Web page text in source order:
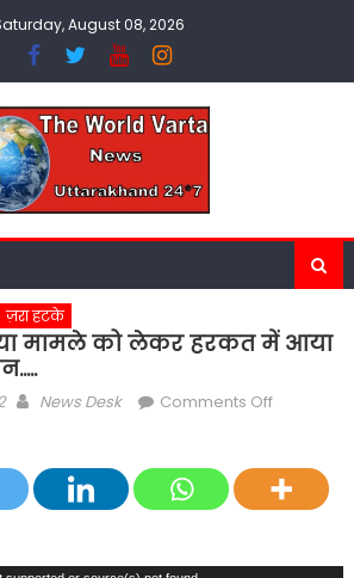
August 08, 2026
ज़रा हटके
मामले को लेकर हरकत में आया
Author
News Desk Comments Offon
हत्या
मामले
लेकर